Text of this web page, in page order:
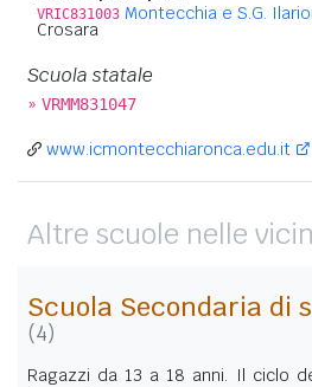
VRIC831003 Montecchia e S.G.
Crosara
Scuola statale
» VRMM831047
www.icmontecchiaronca.edu.it
Altre scuole nelle
Scuola Secondaria di
(4)
Ragazzi da 13 a 18 anni. Il ciclo